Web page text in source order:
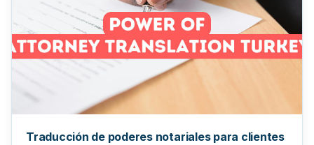
Traducción de poderes notariales para clientes